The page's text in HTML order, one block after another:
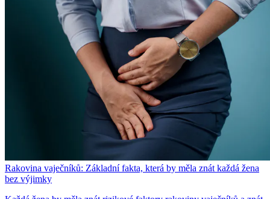
Rakovina vaječníků: Základní fakta, která by měla znát každá žena
bez výjimky